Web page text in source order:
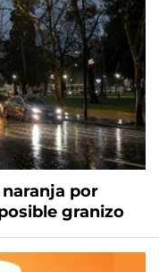
por
granizo